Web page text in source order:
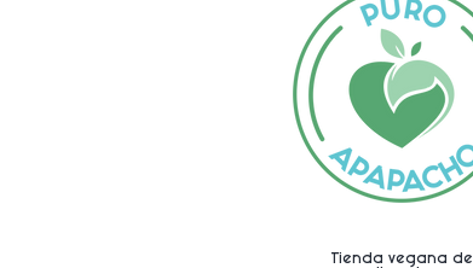
Tienda vegana de